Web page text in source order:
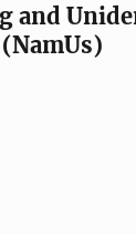
and